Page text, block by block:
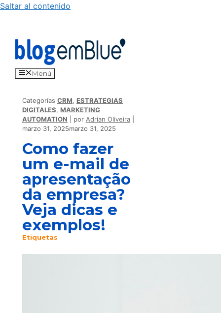
Saltar al contenido
Menú
Categorías CRM, ESTRATEGIAS
DIGITALES, MARKETING
AUTOMATION
por Adrian Oliveira
marzo 31, 2025marzo 31, 2025
Como fazer
um e-mail de
apresentação
da empresa?
Veja dicas e
exemplos!
Etiquetas